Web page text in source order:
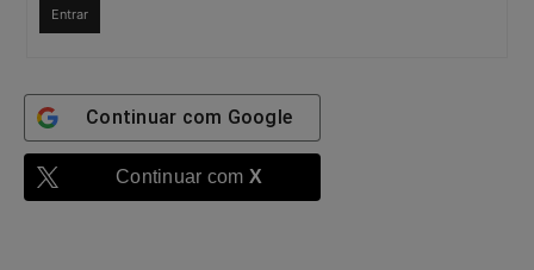
Entrar
Continuar com Google
Continuar com X